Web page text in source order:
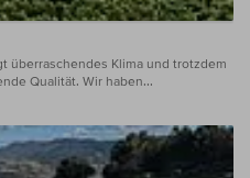
überraschendes Klima und trotzdem
Qualität. Wir haben...